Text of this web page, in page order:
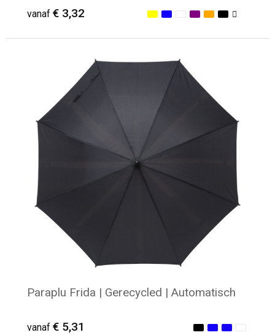
vanaf € 3,32
Minimale afname: 23
Paraplu Frida | Gerecycled | Automatisch
vanaf € 5,31